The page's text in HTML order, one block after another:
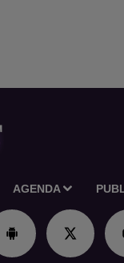
AGENDA